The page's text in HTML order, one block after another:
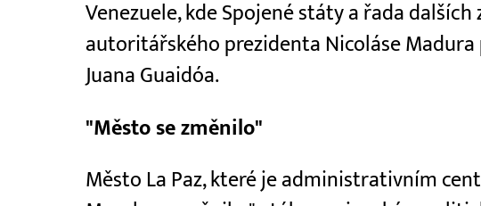
Venezuele, kde Spojené státy a řada
autoritářského prezidenta Nicoláse
Juana Guaidóa.
"Město se změnilo"
Město La Paz, které je administrativním